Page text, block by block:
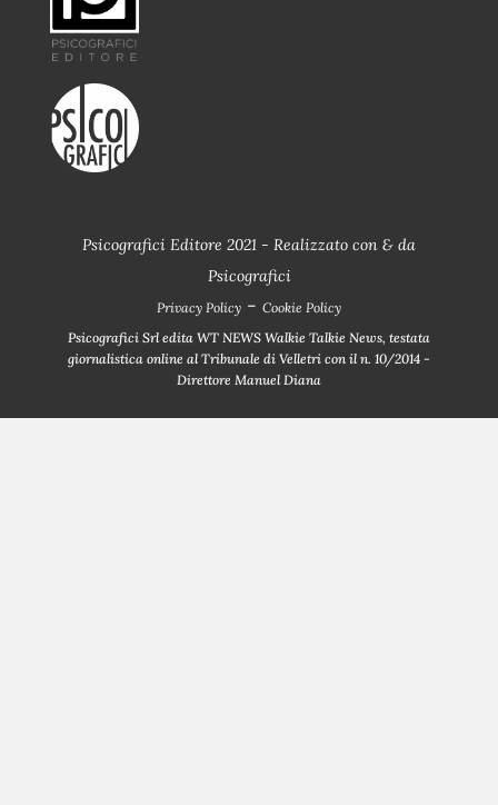
Psicografici Editore 2021 - Realizzato con & da
Psicografici
Privacy Policy - Cookie Policy
Psicografici Srl edita WT NEWS Walkie Talkie News, testata
giornalistica online al Tribunale di Velletri con il n. 10/2014 -
Direttore Manuel Diana